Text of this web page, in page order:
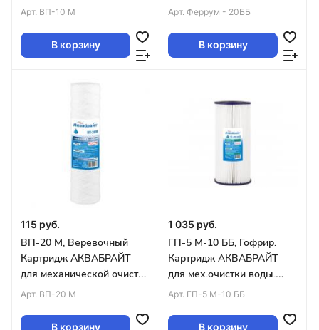
воды. 10 мкм. SLIM LINE10
Арт. ВП-10 М
В корзину
уп.10шт
Арт. Феррум - 20ББ
В корзину
115 руб.
ВП-20 М, Веревочный
Картридж АКВАБРАЙТ
для механической очистки
воды, 20 мкм.SLIM LINE10
Арт. ВП-20 М
В корзину
1 035 руб.
ГП-5 М-10 ББ, Гофрир.
Картридж АКВАБРАЙТ
для мех.очистки воды.
Пористость 5 мкм, Big
Арт. ГП-5 М-10 ББ
В корзину